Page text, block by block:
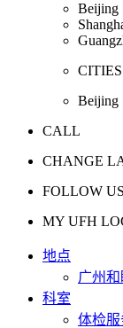
Beijing
CITIES
Beijing
CALL
CHANGE
FOLLOW US
MY UFH
地点
广州
科室
体检服